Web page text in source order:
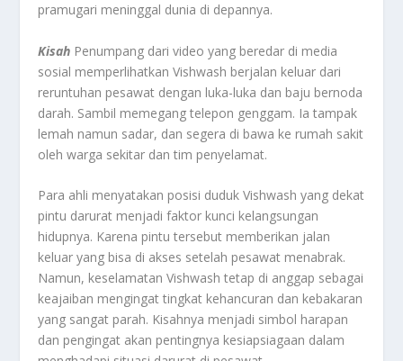
pramugari meninggal dunia di depannya.
Kisah Penumpang dari video yang beredar di media
sosial memperlihatkan Vishwash berjalan keluar dari
reruntuhan pesawat dengan luka-luka dan baju bernoda
darah. Sambil memegang telepon genggam. Ia tampak
lemah namun sadar, dan segera di bawa ke rumah sakit
oleh warga sekitar dan tim penyelamat.
Para ahli menyatakan posisi duduk Vishwash yang dekat
pintu darurat menjadi faktor kunci kelangsungan
hidupnya. Karena pintu tersebut memberikan jalan
keluar yang bisa di akses setelah pesawat menabrak.
Namun, keselamatan Vishwash tetap di anggap sebagai
keajaiban mengingat tingkat kehancuran dan kebakaran
yang sangat parah. Kisahnya menjadi simbol harapan
dan pengingat akan pentingnya kesiapsiagaan dalam